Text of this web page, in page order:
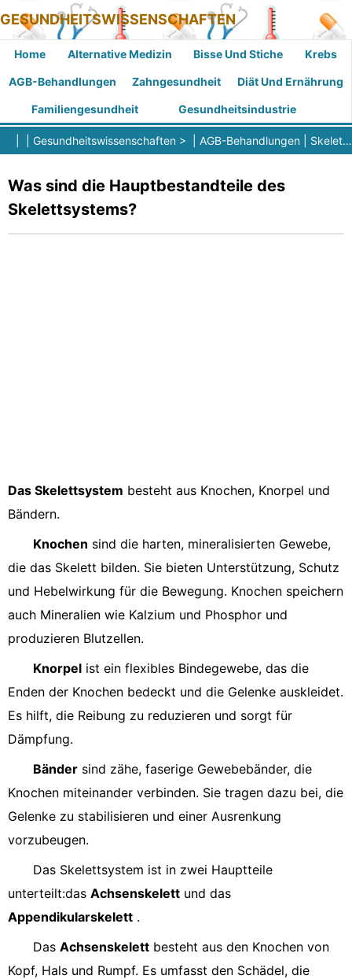
GESUNDHEITSWISSENSCHAFTEN
Home Alternative Medizin Bisse Und Stiche Krebs
AGB-Behandlungen Zahngesundheit Diät Und Ernährung
Familiengesundheit Gesundheitsindustrie
Gesundheitswissenschaften > | AGB-Behandlungen Skelett-Erkrankungen
Was sind die Hauptbestandteile des
Skelettsystems?
Das Skelettsystem besteht aus Knochen, Knorpel und
Bändern.
Knochen sind die harten, mineralisierten Gewebe,
die das Skelett bilden. Sie bieten Unterstützung, Schutz
und Hebelwirkung für die Bewegung. Knochen speichern
auch Mineralien wie Kalzium und Phosphor und
produzieren Blutzellen.
Knorpel ist ein flexibles Bindegewebe, das die
Enden der Knochen bedeckt und die Gelenke auskleidet.
Es hilft, die Reibung zu reduzieren und sorgt für
Dämpfung.
Bänder sind zähe, faserige Gewebebänder, die
Knochen miteinander verbinden. Sie tragen dazu bei, die
Gelenke zu stabilisieren und einer Ausrenkung
vorzubeugen.
Das Skelettsystem ist in zwei Hauptteile
unterteilt:das Achsenskelett und das
Appendikularskelett .
Das Achsenskelett besteht aus den Knochen von
Kopf, Hals und Rumpf. Es umfasst den Schädel, die